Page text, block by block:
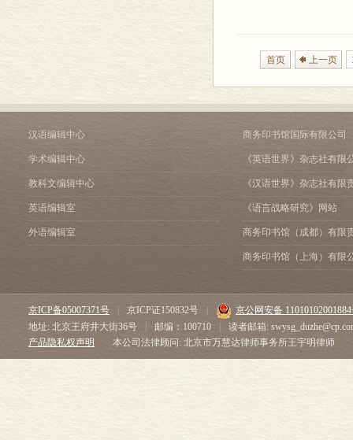
首页 上一页
汉语编辑中心
学术编辑中心
教科文编辑中心
英语编辑室
外语编辑室
商务印书馆国际有限公司
《英语世界》杂志社有限
《汉语世界》杂志社有限
《语言战略研究》网站
商务印书馆（成都）有限
商务印书馆（上海）有限
京ICP备05007371号 京ICP证150832号
京公网安备
地址: 北京王府井大街36号
邮编：100710
读者邮箱:
产品隐私权声明
本公司法律顾问: 北京市万慧达律师事务所王宇明律师